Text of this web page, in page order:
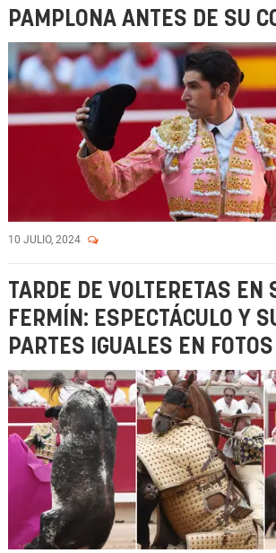
PAMPLONA ANTES DE SU
10 JULIO, 2024
TARDE DE VOLTERETAS EN
FERMÍN: ESPECTÁCULO Y
PARTES IGUALES EN FOTOS